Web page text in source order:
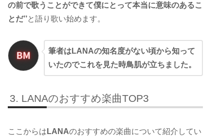
の前で歌うことができて僕にとって本当に意味のあるこ
とだ’’と語り歌い始めます。
筆者はLANAの知名度がない頃から知って
いたのでこれを見た時鳥肌が立ちました。
LANAのおすすめ楽曲TOP3
ここからは LANAのおすすめの楽曲について紹介してい